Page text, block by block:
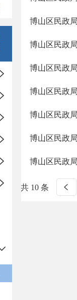
博山区民政
博山区民政
博山区民政
博山区民政
博山区民政
博山区民政
博山区民政
共 10 条